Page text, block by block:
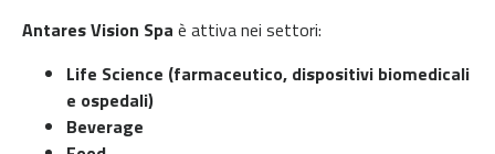
Antares Vision Spa è attiva nei settori:
Life Science (farmaceutico, dispositivi biomedicali
e ospedali)
Beverage